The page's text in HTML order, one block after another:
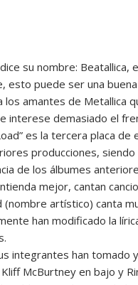
su nombre: Beatallica,
esto puede ser una
los amantes de Metallica
interese demasiado el
es la tercera placa
producciones,
de los álbumes
mejor, cantan
(nombre artístico) canta
han modificado la
integrantes han tomado
McBurtney en bajo y